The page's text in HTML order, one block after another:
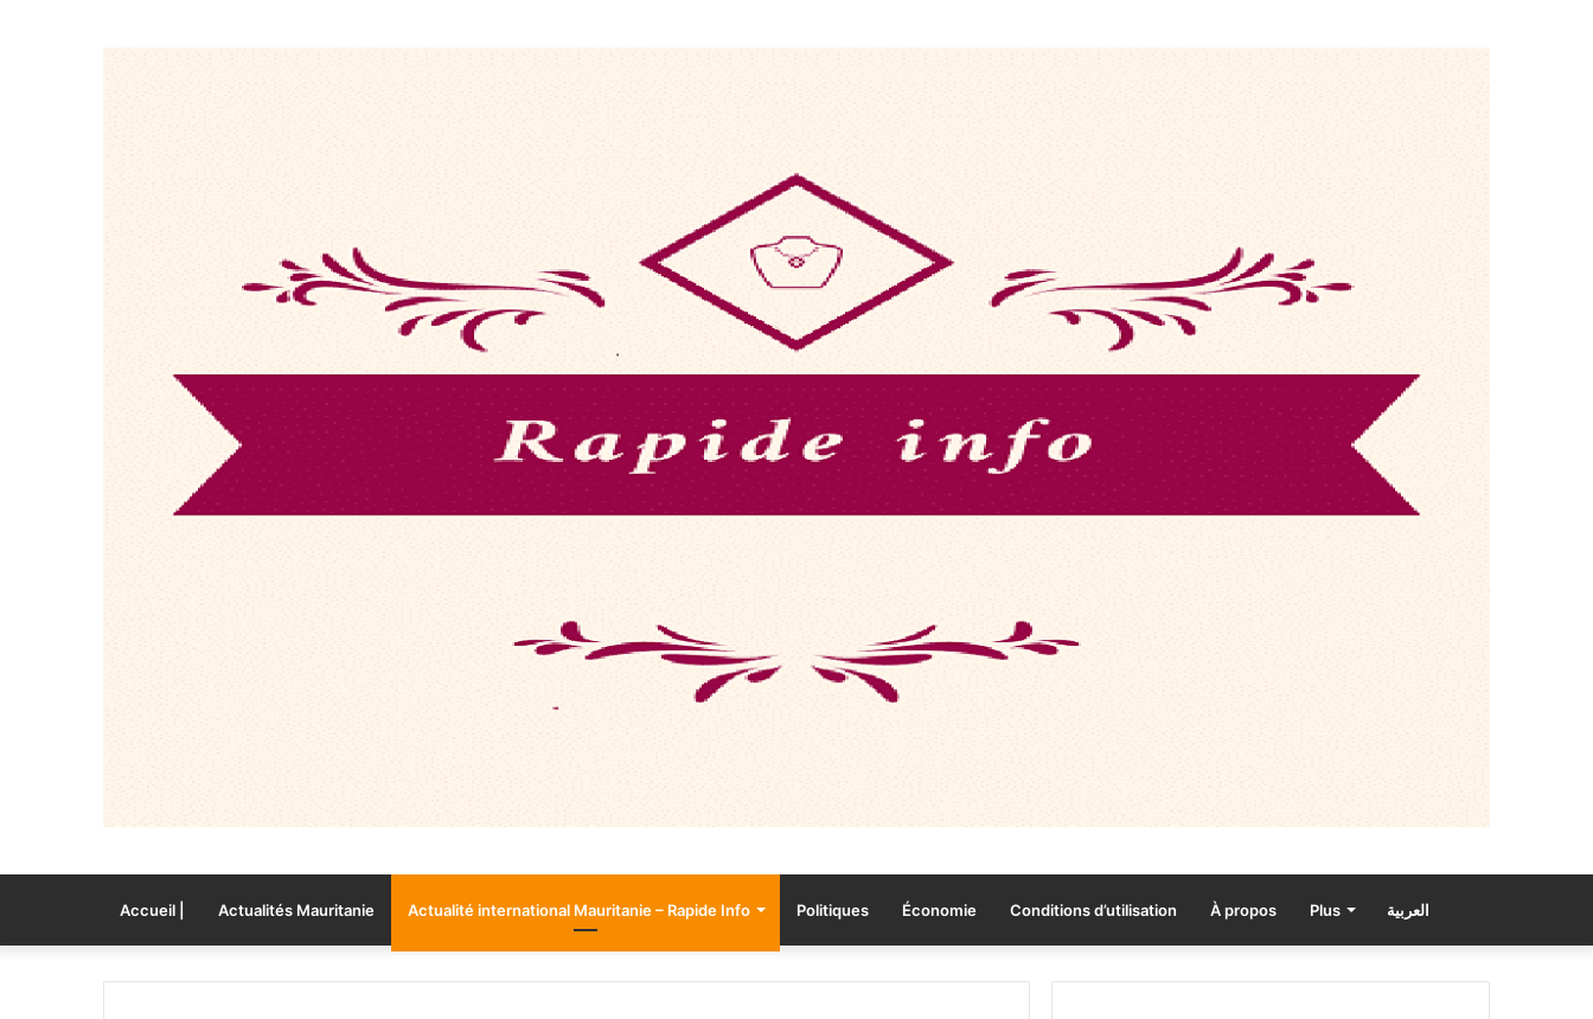
Accueil | Actualités Mauritanie Actualité international Mauritanie – Rapide Info Politiques Économie Conditions d’utilisation À propos Plus العربية